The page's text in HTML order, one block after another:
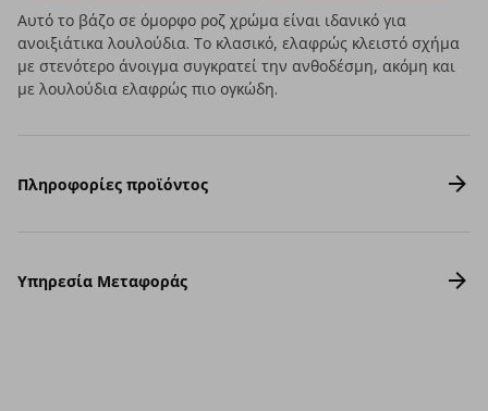
Αυτό το βάζο σε όμορφο ροζ χρώμα είναι ιδανικό για
ανοιξιάτικα λουλούδια. Το κλασικό, ελαφρώς κλειστό σχήμα
με στενότερο άνοιγμα συγκρατεί την ανθοδέσμη, ακόμη και
με λουλούδια ελαφρώς πιο ογκώδη.
Πληροφορίες προϊόντος
Υπηρεσία Μεταφοράς